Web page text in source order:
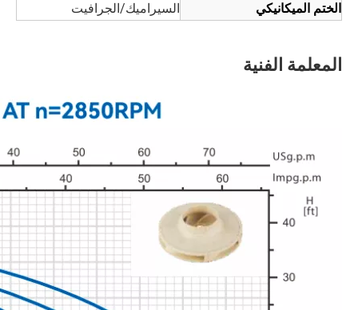
الختم الميكانيكي
السيراميك/الجرافيت
المعلمة الفنية